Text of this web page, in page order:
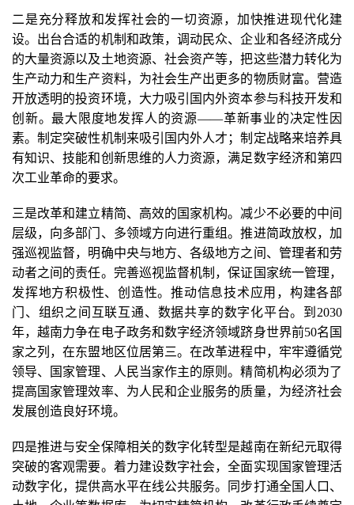
二是充分释放和发挥社会的一切资源，加快推进现代化建
设。出台合适的机制和政策，调动民众、企业和各经济成分
的大量资源以及土地资源、社会资产等，把这些潜力转化为
生产动力和生产资料，为社会生产出更多的物质财富。营造
开放透明的投资环境，大力吸引国内外资本参与科技开发和
创新。最大限度地发挥人的资源——革新事业的决定性因
素。制定突破性机制来吸引国内外人才；制定战略来培养具
有知识、技能和创新思维的人力资源，满足数字经济和第四
次工业革命的要求。
三是改革和建立精简、高效的国家机构。减少不必要的中间
层级，向多部门、多领域方向进行重组。推进简政放权，加
强巡视监督，明确中央与地方、各级地方之间、管理者和劳
动者之间的责任。完善巡视监督机制，保证国家统一管理，
发挥地方积极性、创造性。推动信息技术应用，构建各部
门、组织之间互联互通、数据共享的数字化平台。到2030
年，越南力争在电子政务和数字经济领域跻身世界前50名国
家之列，在东盟地区位居第三。在改革进程中，牢牢遵循党
领导、国家管理、人民当家作主的原则。精简机构必须为了
提高国家管理效率、为人民和企业服务的质量，为经济社会
发展创造良好环境。
四是推进与安全保障相关的数字化转型是越南在新纪元取得
突破的客观需要。着力建设数字社会，全面实现国家管理活
动数字化，提供高水平在线公共服务。同步打通全国人口、